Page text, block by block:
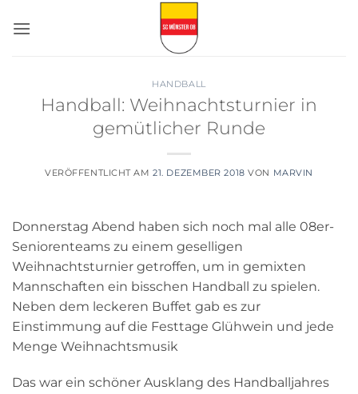
Inhalt
HANDBALL
Handball: Weihnachtsturnier in
gemütlicher Runde
VERÖFFENTLICHT AM21. DEZEMBER 2018 VON MARVIN
Donnerstag Abend haben sich noch mal alle 08er-
Seniorenteams zu einem geselligen
Weihnachtsturnier getroffen, um in gemixten
Mannschaften ein bisschen Handball zu spielen.
Neben dem leckeren Buffet gab es zur
Einstimmung auf die Festtage Glühwein und jede
Menge Weihnachtsmusik
Das war ein schöner Ausklang des Handballjahres